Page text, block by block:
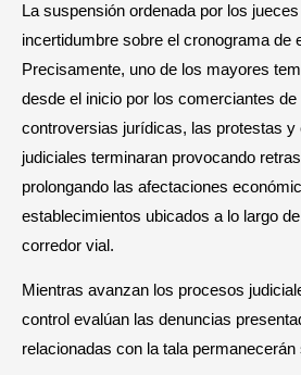
La suspensión ordenada por los
incertidumbre sobre el cronograma de
Precisamente, uno de los mayores
desde el inicio por los comerciantes de
controversias jurídicas, las protestas y
judiciales terminaran provocando
prolongando las afectaciones
establecimientos ubicados a lo largo
corredor vial.
Mientras avanzan los procesos
control evalúan las denuncias
relacionadas con la tala permanecerán